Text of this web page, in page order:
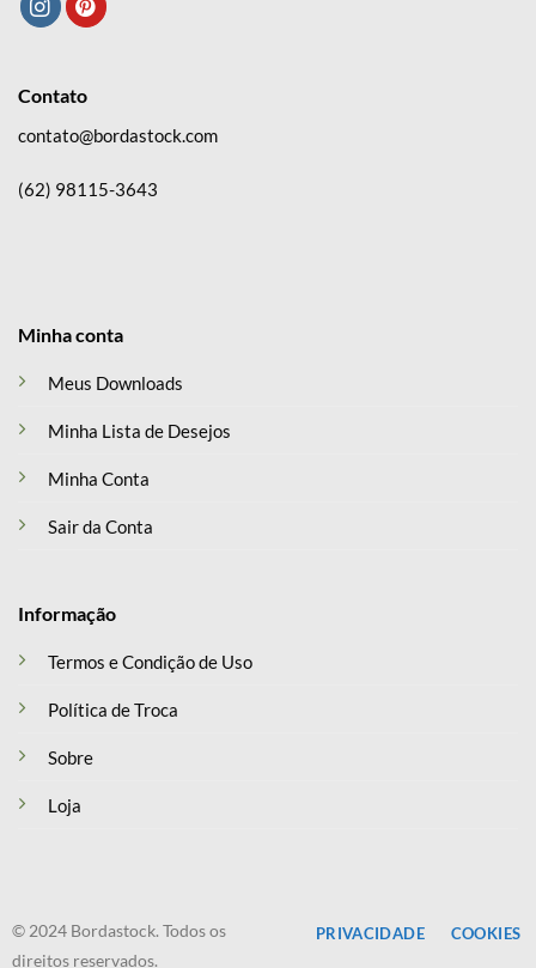
Minha conta
Meus Downloads
Minha Lista de Desejos
Minha Conta
Sair da Conta
Informação
Termos e Condição de Uso
Política de Troca
Sobre
Loja
Contato
contato@bordastock.com
(62) 98115-3643
© 2024 Bordastock. Todos os
direitos reservados.
PRIVACIDADE COOKIES